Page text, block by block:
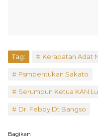
Tag: Kerapatan Adat
Psmbentukan Sakato
Serumpun Ketua KAN
Dr. Febby Dt Bangso
Bagikan